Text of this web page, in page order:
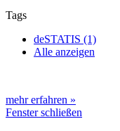
Tags
deSTATIS (1)
Alle anzeigen
mehr erfahren »
Fenster schließen